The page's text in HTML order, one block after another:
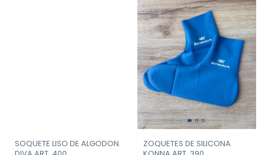
SOQUETE LISO DE ALGODON.
ZOQUETES DE SILICONA